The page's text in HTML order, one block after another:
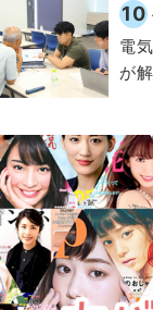
10
電
が